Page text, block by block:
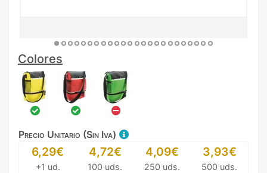
Colores
Precio Unitario (Sin Iva)
6,29€
+1 ud.
4,72€
100 uds.
4,09€
250 uds.
3,93€
500 uds.